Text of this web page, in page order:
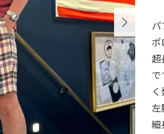
ポ
超
で
左
細